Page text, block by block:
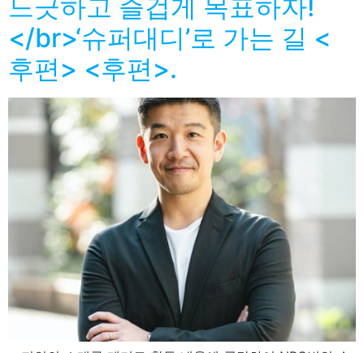
느긋하고 즐겁게 목표하자!
</br>‘슈퍼대디’로 가는 길 <
후편> <후편>.